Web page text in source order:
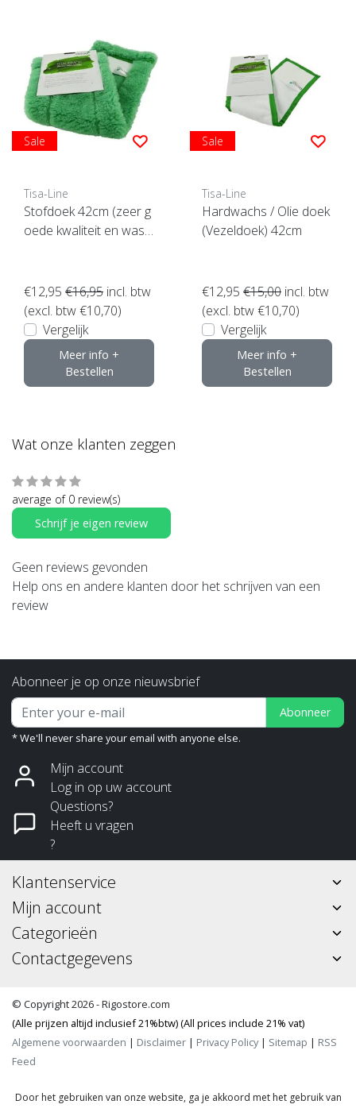
Sale
Tisa-Line
Stofdoek 42cm (zeer g
oede kwaliteit en wasb
€12,95 €16,95 incl. btw
(excl. btw €10,70)
Vergelijk
Meer info +
Bestellen
Sale
Tisa-Line
Hardwachs / Olie doek
(Vezeldoek) 42cm
€12,95 €15,00 incl. btw
(excl. btw €10,70)
Vergelijk
Meer info +
Bestellen
Wat onze klanten zeggen
average of 0 review(s)
Schrijf je eigen review
Geen reviews gevonden
Help ons en andere klanten door het schrijven van een
review
Abonneer je op onze nieuwsbrief
Abonneer
* We'll never share your email with anyone else.
Mijn account
Log in op uw account
Questions?
Heeft u vragen
?
Klantenservice
Mijn account
Categorieën
Contactgegevens
© Copyright 2026 - Rigostore.com
(Alle prijzen altijd inclusief 21%btw) (All prices include 21% vat)
Algemene voorwaarden | Disclaimer | Privacy Policy| Sitemap | RSS
Feed
Door het gebruiken van onze website, ga je akkoord met het gebruik van